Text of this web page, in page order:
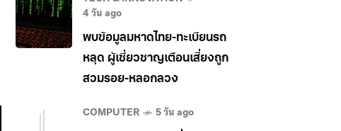
4 วัน ago
พบข้อมูลมหาดไทย-ทะเบียนรถ
หลุด ผู้เชี่ยวชาญเตือนเสี่ยงถูก
สวมรอย-หลอกลวง
COMPUTER 5 วัน ago